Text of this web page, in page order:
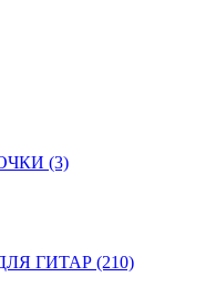
(3)
ГИТАР (210)